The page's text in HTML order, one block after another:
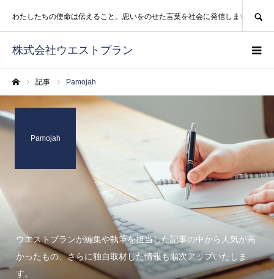
株式会社ウエストプラン
わたしたちの使命は伝えること。思いをのせた言葉を社会に発信します。
記事 Pamojah
Pamojah
ウエストプランが編集や執筆を担当した記事の中から人気が高
かったもの、さらに独自取材した情報も順次アップいたしま
す。